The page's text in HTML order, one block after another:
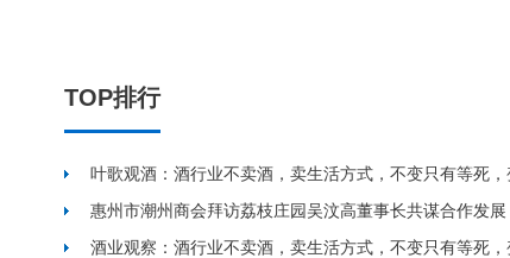
TOP排行
叶歌观酒：酒行业不卖酒，卖生活方式，不变只有等死，
惠州市潮州商会拜访荔枝庄园吴汶高董事长共谋合作发展
酒业观察：酒行业不卖酒，卖生活方式，不变只有等死，